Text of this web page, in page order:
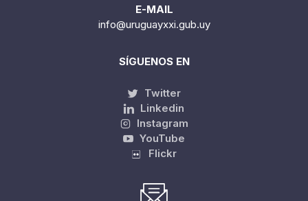
E-MAIL
info@uruguayxxi.gub.uy
SÍGUENOS EN
Twitter
Linkedin
Instagram
YouTube
Flickr